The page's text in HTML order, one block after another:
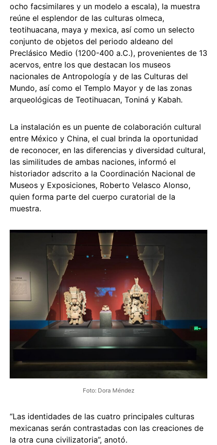
ocho facsimilares y un modelo a escala), la muestra
reúne el esplendor de las culturas olmeca,
teotihuacana, maya y mexica, así como un selecto
conjunto de objetos del periodo aldeano del
Preclásico Medio (1200-400 a.C.), provenientes de 13
acervos, entre los que destacan los museos
nacionales de Antropología y de las Culturas del
Mundo, así como el Templo Mayor y de las zonas
arqueológicas de Teotihuacan, Toniná y Kabah.
La instalación es un puente de colaboración cultural
entre México y China, el cual brinda la oportunidad
de reconocer, en las diferencias y diversidad cultural,
las similitudes de ambas naciones, informó el
historiador adscrito a la Coordinación Nacional de
Museos y Exposiciones, Roberto Velasco Alonso,
quien forma parte del cuerpo curatorial de la
muestra.
Foto: Dora Méndez
“Las identidades de las cuatro principales culturas
mexicanas serán contrastadas con las creaciones de
la otra cuna civilizatoria”, anotó.